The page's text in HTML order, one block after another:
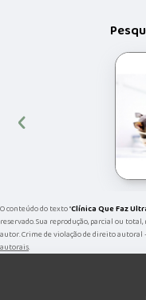
‹
O conteúdo do texto "Clínica Que Faz
reservado. Sua reprodução, parcial ou
autor. Crime de violação de direito autoral
autorais.